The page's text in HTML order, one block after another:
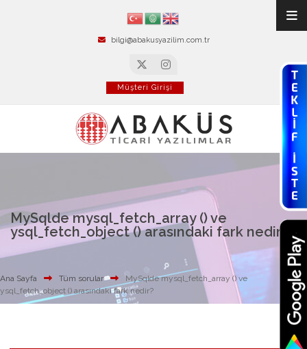
bilgi@abakusyazilim.com.tr
Müşteri Girişi
MySqlde mysql_fetch_array () ve
ysql_fetch_object () arasındaki fark nedir?
Ana Sayfa Tüm sorular
MySqlde mysql_fetch_array () ve
ysql_fetch_object () arasındaki fark nedir?